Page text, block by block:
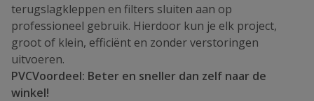
terugslagkleppen en filters sluiten aan op
professioneel gebruik. Hierdoor kun je elk project,
groot of klein, efficiënt en zonder verstoringen
uitvoeren.
PVCVoordeel: Beter en sneller dan zelf naar de
winkel!